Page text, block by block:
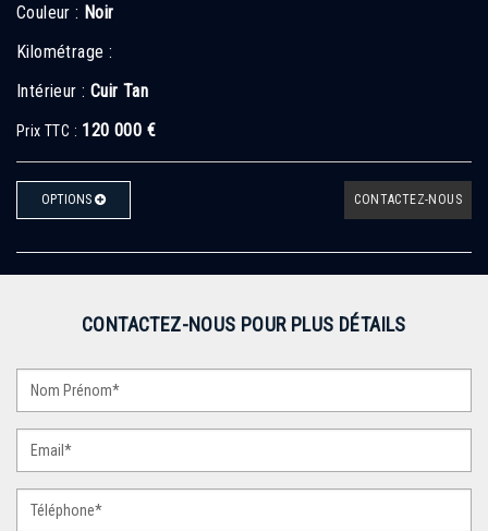
Couleur : Noir
Kilométrage :
Intérieur : Cuir Tan
Prix TTC : 120 000 €
OPTIONS CONTACTEZ-NOUS
CONTACTEZ-NOUS POUR PLUS DÉTAILS